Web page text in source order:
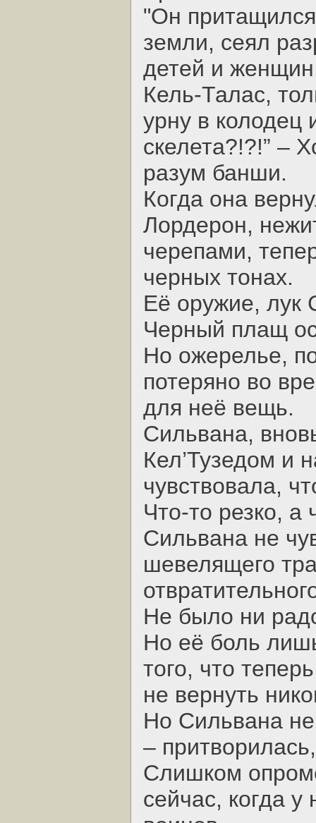
"Он
земли, сеял
детей и
Кель-Талас,
урну в колодец
скелета?!?!” –
разум банши.
Когда она
Лордерон,
черепами,
черных тонах.
Её оружие, лук
Черный плащ
Но ожерелье,
потеряно во
для неё вещь.
Сильвана,
Кел’Тузедом и
чувствовала,
Что-то резко, а
Сильвана не
шевелящего
Не было ни
Но её боль
того, что
не вернуть
Но Сильвана не
–
Слишком
сейчас, когда